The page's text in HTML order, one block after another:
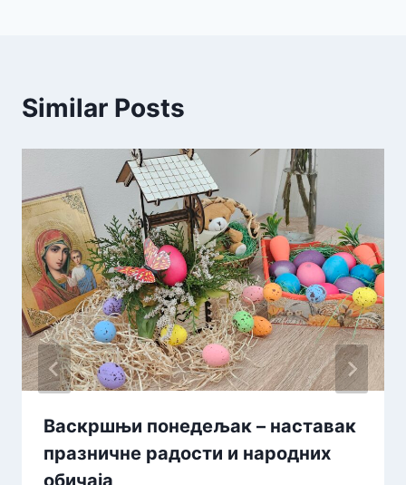
Similar Posts
Васкршњи понедељак – наставак
празничне радости и народних
обичаја